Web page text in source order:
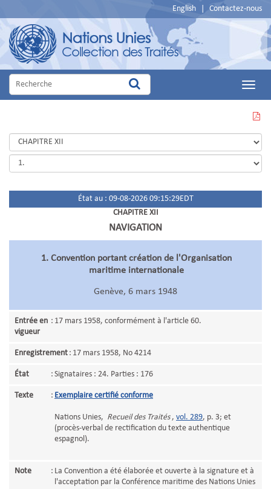
English Contactez-nous
Main
CETTE
PAGE
EN
PDF
État au : 09-08-2026 09:15:29EDT
CHAPITRE XII
NAVIGATION
1. Convention portant création de l'Organisation
maritime internationale
Genève, 6 mars 1948
Entrée en
vigueur
: 17 mars 1958, conformément à l'article 60.
Enregistrement : 17 mars 1958, No 4214
État : Signataires : 24. Parties : 176
Texte : Exemplaire certifié conforme
Nations Unies, Recueil des Traités, vol. 289, p. 3; et
(procès-verbal de rectification du texte authentique
espagnol).
Note : La Convention a été élaborée et ouverte à la signature et à
l'acceptation par la Conférence maritime des Nations Unies